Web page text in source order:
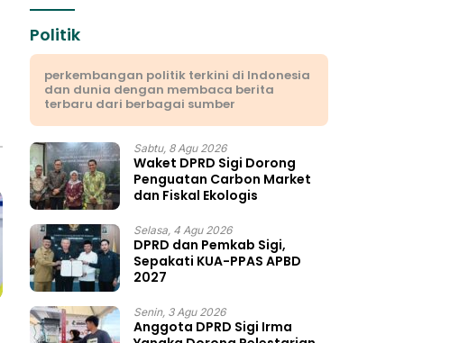
Politik
perkembangan politik terkini di Indonesia
dan dunia dengan membaca berita
terbaru dari berbagai sumber
Sabtu, 8 Agu 2026
Waket DPRD Sigi Dorong
Penguatan Carbon Market
dan Fiskal Ekologis
Selasa, 4 Agu 2026
DPRD dan Pemkab Sigi,
Sepakati KUA-PPAS APBD
2027
Senin, 3 Agu 2026
Anggota DPRD Sigi Irma